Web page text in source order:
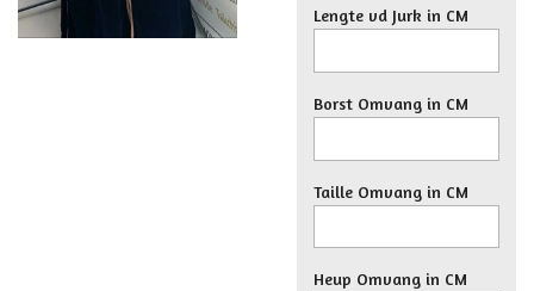
Lengte vd Jurk in CM
Borst Omvang in CM
Taille Omvang in CM
Heup Omvang in CM